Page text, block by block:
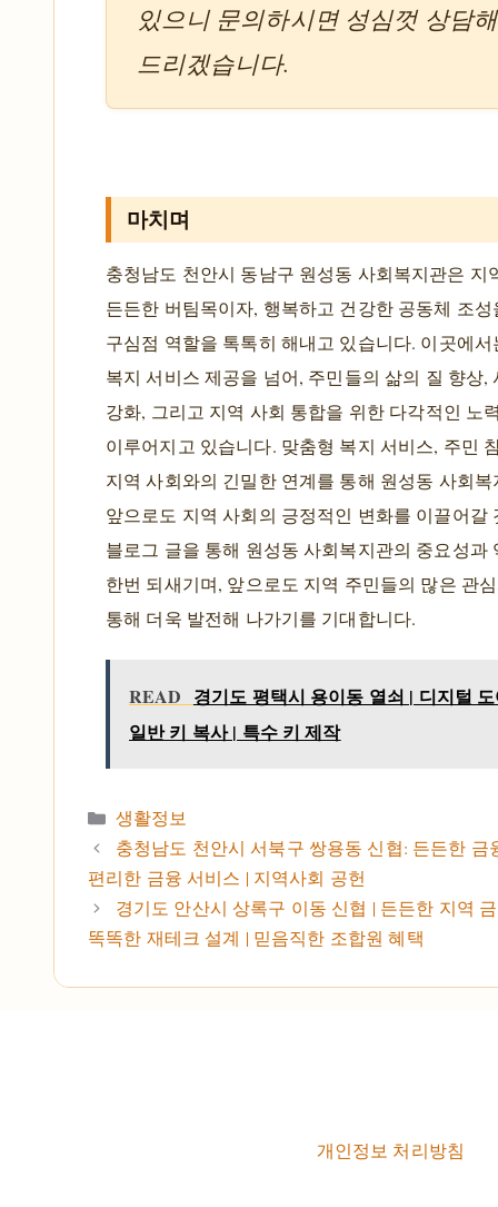
있으니 문의하시면 성심껏 상담해
드리겠습니다.
마치며
충청남도 천안시 동남구 원성동 사회복지관은 지
든든한 버팀목이자, 행복하고 건강한 공동체 조성
구심점 역할을 톡톡히 해내고 있습니다. 이곳에
복지 서비스 제공을 넘어, 주민들의 삶의 질 향상,
강화, 그리고 지역 사회 통합을 위한 다각적인 노
이루어지고 있습니다. 맞춤형 복지 서비스, 주민
지역 사회와의 긴밀한 연계를 통해 원성동 사회복
앞으로도 지역 사회의 긍정적인 변화를 이끌어갈
블로그 글을 통해 원성동 사회복지관의 중요성과
한번 되새기며, 앞으로도 지역 주민들의 많은 관
통해 더욱 발전해 나가기를 기대합니다.
READ 경기도 평택시 용이동 열쇠 | 디지털
일반 키 복사 | 특수 키 제작
카테고리
생활정보
충청남도 천안시 서북구 쌍용동 신협: 든든한 금
편리한 금융 서비스 | 지역사회 공헌
경기도 안산시 상록구 이동 신협 | 든든한 지역
똑똑한 재테크 설계 | 믿음직한 조합원 혜택
개인정보 처리방침